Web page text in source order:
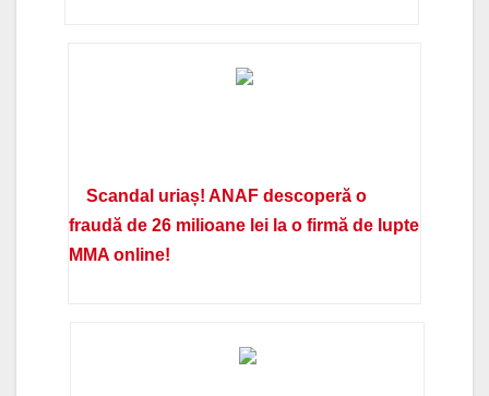
Scandal uriaș! ANAF descoperă o
fraudă de 26 milioane lei la o firmă de lupte
MMA online!